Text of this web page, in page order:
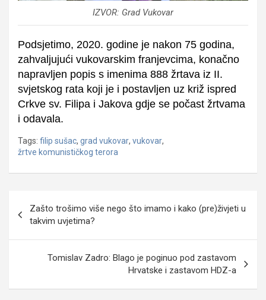
IZVOR: Grad Vukovar
Podsjetimo, 2020. godine je nakon 75 godina,
zahvaljujući vukovarskim franjevcima, konačno
napravljen popis s imenima 888 žrtava iz II.
svjetskog rata koji je i postavljen uz križ ispred
Crkve sv. Filipa i Jakova gdje se počast žrtvama
i odavala.
Tags: filip sušac, grad vukovar, vukovar,
žrtve komunističkog terora
objava
Zašto trošimo više nego što imamo i kako (pre)živjeti u
takvim uvjetima?
Tomislav Zadro: Blago je poginuo pod zastavom
Hrvatske i zastavom HDZ-a